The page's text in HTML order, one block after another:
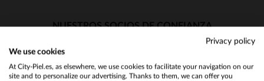
NUESTROS SOCIOS DE CONFIANZA
Would you like to be redirected to our English site?
Privacy policy
We use cookies
At City-Piel.es, as elsewhere, we use cookies to facilitate your navigation on our
site and to personalize our advertising. Thanks to them, we can offer you